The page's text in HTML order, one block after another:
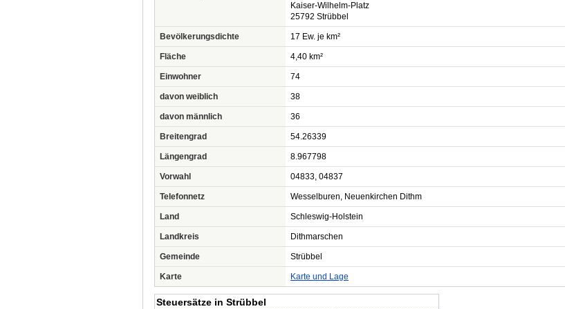
Kaiser-Wilhelm-Platz
25792 Strübbel
Bevölkerungsdichte 17 Ew. je km²
Fläche 4,40 km²
Einwohner 74
davon weiblich 38
davon männlich 36
Breitengrad 54.26339
Längengrad 8.967798
Vorwahl 04833, 04837
Telefonnetz Wesselburen, Neuenkirchen Dithm
Land Schleswig-Holstein
Landkreis Dithmarschen
Gemeinde Strübbel
Karte Karte und Lage
Steuersätze in Strübbel